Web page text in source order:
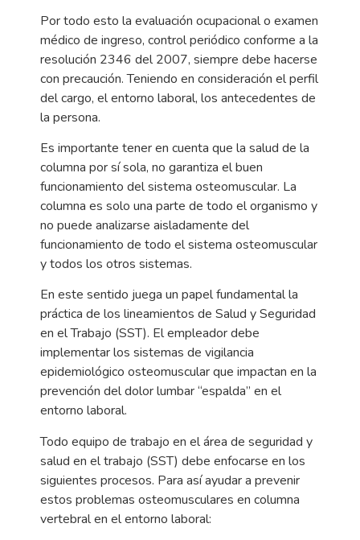
Por todo esto la evaluación ocupacional o examen
médico de ingreso, control periódico conforme a la
resolución 2346 del 2007, siempre debe hacerse
con precaución. Teniendo en consideración el perfil
del cargo, el entorno laboral, los antecedentes de
la persona.
Es importante tener en cuenta que la salud de la
columna por sí sola, no garantiza el buen
funcionamiento del sistema osteomuscular. La
columna es solo una parte de todo el organismo y
no puede analizarse aisladamente del
funcionamiento de todo el sistema osteomuscular
y todos los otros sistemas.
En este sentido juega un papel fundamental la
práctica de los lineamientos de Salud y Seguridad
en el Trabajo (SST). El empleador debe
implementar los sistemas de vigilancia
epidemiológico osteomuscular que impactan en la
prevención del dolor lumbar “espalda” en el
entorno laboral.
Todo equipo de trabajo en el área de seguridad y
salud en el trabajo (SST) debe enfocarse en los
siguientes procesos. Para así ayudar a prevenir
estos problemas osteomusculares en columna
vertebral en el entorno laboral: